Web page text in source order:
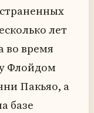
лет
во время
Флойдом
Пакьяо, а
базе